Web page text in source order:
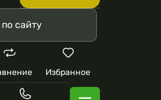
Избранное